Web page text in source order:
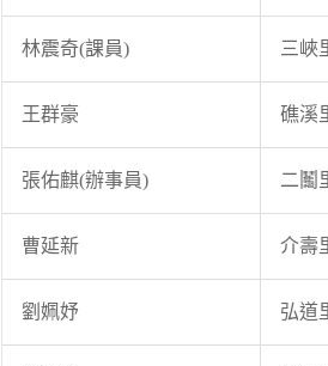
林震奇(課員) 三峽
王群豪 礁溪
張佑麒(辦事員) 二鬮
曹延新 介壽
劉姵妤 弘道